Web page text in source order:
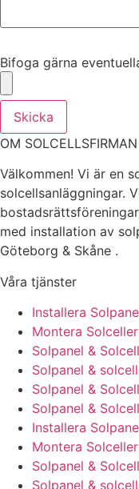
Bifoga gärna
Skicka
OM SOLCELLSFIRMAN
Välkommen! Vi är en
solcellsanläggningar.
med installation av
Göteborg & Skåne .
Våra tjänster
Installera
Montera
Solpanel &
Solpanel &
Solpanel &
Solpanel &
Installera
Montera
Solpanel &
Solpanel &